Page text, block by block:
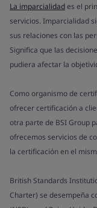
La imparcialidades el
servicios. Imparcialidad
sus relaciones con las
Significa que las
pudiera afectar la
Como organismo de
ofrecer certificación a
otra parte de BSI Group
ofrecemos servicios de
la certificación en el
British Standards
Charter) se desempeña